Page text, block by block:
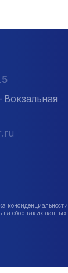
конфиденциальности
сбор таких данных.